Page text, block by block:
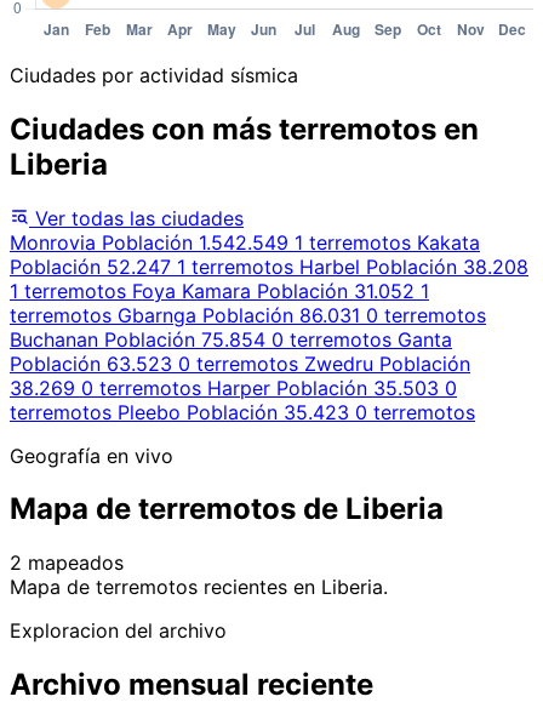
Ciudades por actividad sísmica
Ciudades con más terremotos en
Liberia
Ver todas las ciudades
Monrovia Población 1.542.549 1 terremotos Kakata
Población 52.247 1 terremotos Harbel Población 38.208
1 terremotos Foya Kamara Población 31.052 1
terremotos Gbarnga Población 86.031 0 terremotos
Buchanan Población 75.854 0 terremotos Ganta
Población 63.523 0 terremotos Zwedru Población
38.269 0 terremotos Harper Población 35.503 0
terremotos Pleebo Población 35.423 0 terremotos
Geografía en vivo
Mapa de terremotos de Liberia
2 mapeados
+
−
Mapa de terremotos recientes en Liberia.
Exploracion del archivo
Archivo mensual reciente